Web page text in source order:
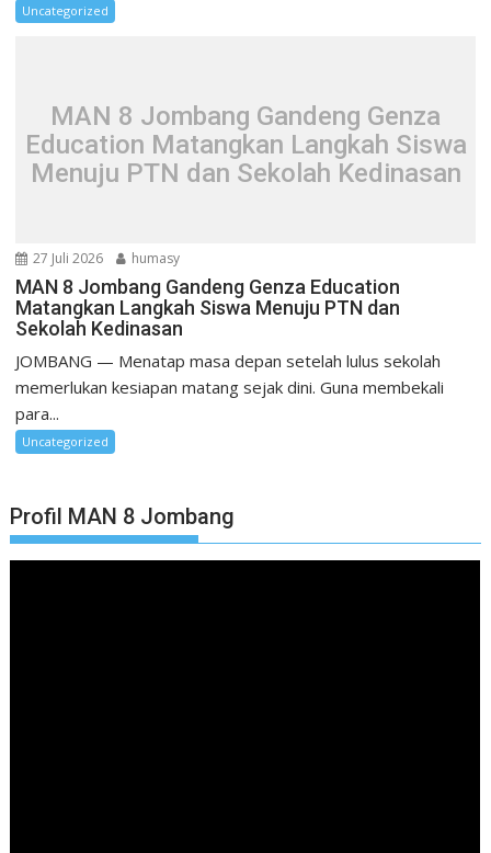
Uncategorized
MAN 8 Jombang Gandeng Genza
Education Matangkan Langkah Siswa
Menuju PTN dan Sekolah Kedinasan
27 Juli 2026 humasy
MAN 8 Jombang Gandeng Genza Education
Matangkan Langkah Siswa Menuju PTN dan
Sekolah Kedinasan
JOMBANG — Menatap masa depan setelah lulus sekolah
memerlukan kesiapan matang sejak dini. Guna membekali
para...
Uncategorized
Profil MAN 8 Jombang